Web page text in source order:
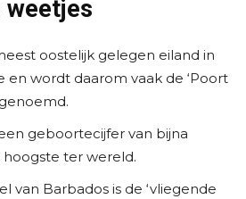
weetjes
oostelijk gelegen eiland in
en wordt daarom vaak de ‘Poort
geboortecijfer van bijna
hoogste ter wereld.
van Barbados is de ‘vliegende